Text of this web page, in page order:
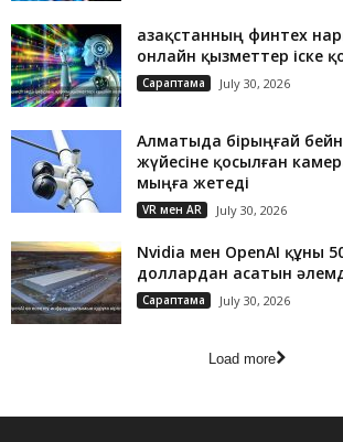
Қазақстанның финтех
онлайн қызметтер іске
Сараптама July 30, 2026
Алматыда бірыңғай
жүйесіне қосылған
мыңға жетеді
VR мен AR July 30, 2026
Nvidia мен OpenAI құны
доллардан асатын
Сараптама July 30, 2026
Load more